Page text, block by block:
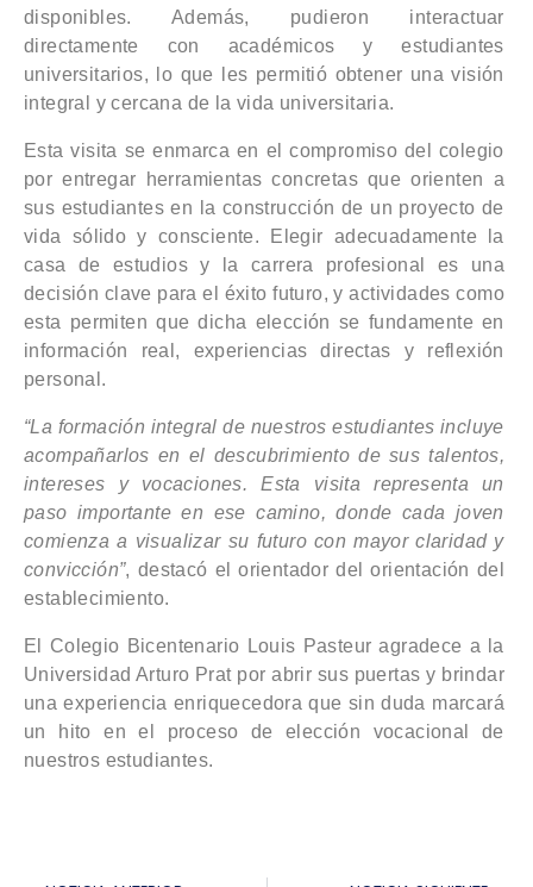
disponibles. Además, pudieron interactuar
directamente con académicos y estudiantes
universitarios, lo que les permitió obtener una visión
integral y cercana de la vida universitaria.
Esta visita se enmarca en el compromiso del colegio
por entregar herramientas concretas que orienten a
sus estudiantes en la construcción de un proyecto de
vida sólido y consciente. Elegir adecuadamente la
casa de estudios y la carrera profesional es una
decisión clave para el éxito futuro, y actividades como
esta permiten que dicha elección se fundamente en
información real, experiencias directas y reflexión
personal.
“La formación integral de nuestros estudiantes incluye
acompañarlos en el descubrimiento de sus talentos,
intereses y vocaciones. Esta visita representa un
paso importante en ese camino, donde cada joven
comienza a visualizar su futuro con mayor claridad y
convicción”, destacó el orientador del orientación del
establecimiento.
El Colegio Bicentenario Louis Pasteur agradece a la
Universidad Arturo Prat por abrir sus puertas y brindar
una experiencia enriquecedora que sin duda marcará
un hito en el proceso de elección vocacional de
nuestros estudiantes.